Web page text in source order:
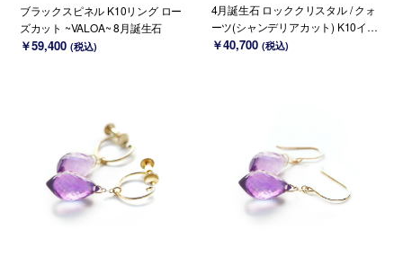
ブラックスピネル K10リング ロー
ズカット ~VALOA~ 8月誕生石
￥59,400 (税込)
4月誕生石 ロッククリスタル / クォ
ーツ(シャンデリアカット) K10イヤ
リング~ESPOIR~
￥40,700 (税込)